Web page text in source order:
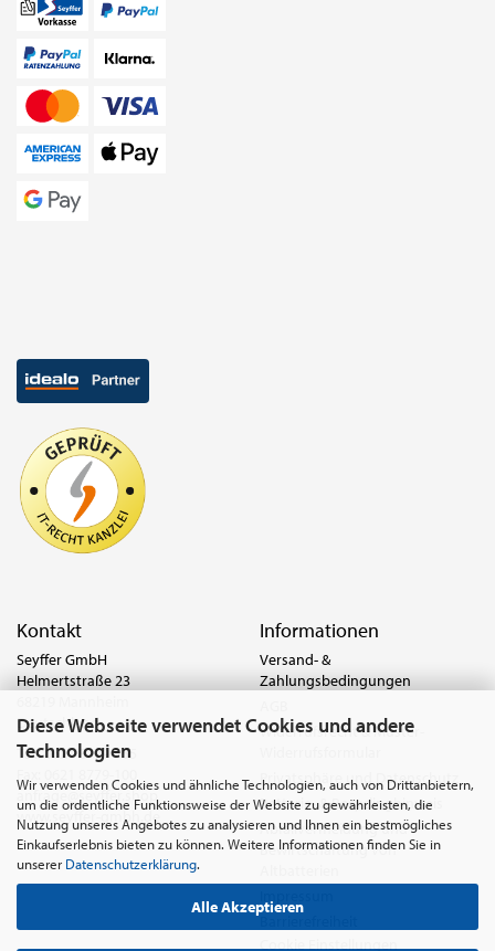
Diese Webseite verwendet Cookies und andere
Technologien
Wir verwenden Cookies und ähnliche Technologien, auch von Drittanbietern,
um die ordentliche Funktionsweise der Website zu gewährleisten, die
Nutzung unseres Angebotes zu analysieren und Ihnen ein bestmögliches
Einkaufserlebnis bieten zu können. Weitere Informationen finden Sie in
unserer Datenschutzerklärung.
Alle Akzeptieren
Kontakt
Seyffer GmbH
Helmertstraße 23
Deutschland
Tel.:0621 8779-555
anfrage@seyffer.shop
www.seyffer-gmbh.de
Informationen
Versand- &
Zahlungsbedingungen
Widerrufsrecht & Muster-
Privatsphäre und Datenschutz
Batterie- & Recyclinghinweis
Abfallvermeidung und
Bewirtschaftung von
Cookie Einstellungen